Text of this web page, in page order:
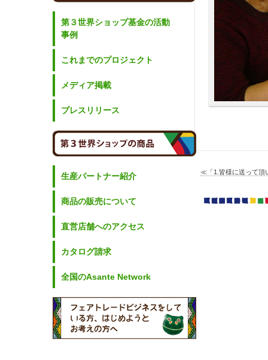
≪「1.皆様に送って頂
第３世界ショップ基金の活動
事例
これまでのプロジェクト
メディア掲載
プレスリリース
生産パートナー紹介
商品の販売について
直営店舗へのアクセス
カタログ請求
全国のAsante Network